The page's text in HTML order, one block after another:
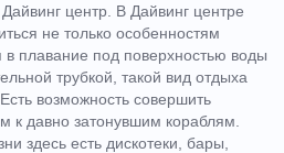
центр. В Дайвинг центре
не только особенностям
в плавание под поверхностью воды
трубкой, такой вид отдыха
возможность совершить
к давно затонувшим кораблям.
здесь есть дискотеки, бары,